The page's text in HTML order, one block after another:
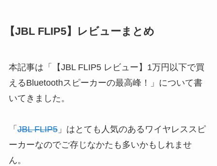
【JBL FLIP5】レビューまとめ
本記事は「【JBL FLIP5 レビュー】1万円以下で買
えるBluetoothスピーカーの最高峰！」について書
いてきました。
「 JBL FLIP5」はとても人気のあるワイヤレススピ
ーカーなのでご存じなかたも多いかもしれませ
ん。